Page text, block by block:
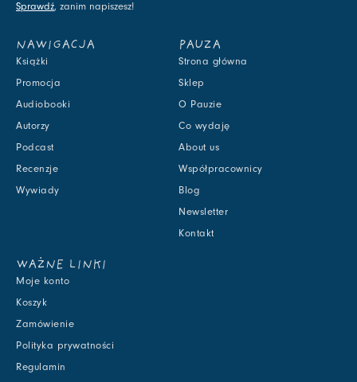
Sprawdź, zanim napiszesz!
NAWIGACJA
Książki
Promocja
Audiobooki
Autorzy
Podcast
Recenzje
Wywiady
PAUZA
Strona główna
Sklep
O Pauzie
Co wydaję
About us
Współpracownicy
Blog
Newsletter
Kontakt
WAŻNE LINKI
Moje konto
Koszyk
Zamówienie
Polityka prywatności
Regulamin